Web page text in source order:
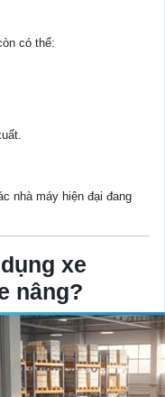
có thể:
nhà máy hiện đại đang
xe
nâng?